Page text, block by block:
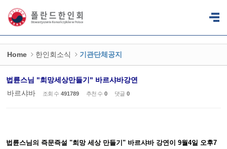
Home 한인회소식 기관단체공지
법륜스님 "희망세상만들기" 바르샤바강연
바르샤바
조회 수 491789 추천 수 0 댓글 0
법륜스님의 즉문즉설 "희망 세상 만들기" 바르샤바 강연이 9월4일 오후7